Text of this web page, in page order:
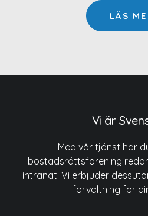
LÄS
Vi är
Med vår tjänst har
bostadsrättsförening
intranät. Vi erbjuder
förvaltning för